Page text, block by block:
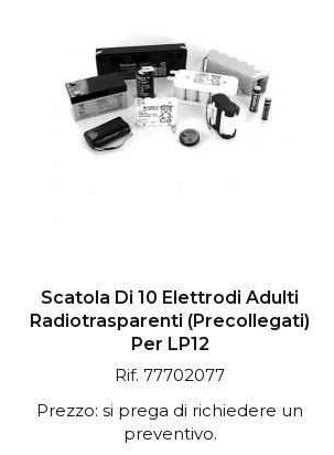
Scatola Di 10 Elettrodi Adulti
Radiotrasparenti (precollegati)
Per LP12
Rif. 77702077
Prezzo: si prega di richiedere un
preventivo.